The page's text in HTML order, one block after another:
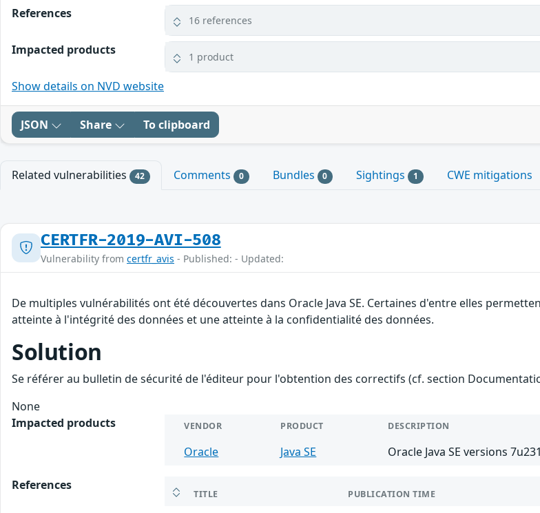
References
16 references
Impacted products 1 product
Show details on NVD website
JSON Share To clipboard
Related vulnerabilities 42 Comments 0 Bundles 0 Sightings 1 CWE mitigations
CERTFR-2019-AVI-508
Vulnerability from certfr_avis - Published: - Updated:
De multiples vulnérabilités ont été découvertes dans Oracle Java SE. Certaines d'entre elles
atteinte à l'intégrité des données et une atteinte à la confidentialité des données.
Solution
Se référer au bulletin de sécurité de l'éditeur pour l'obtention des correctifs (cf. section
None
Impacted products
VENDOR PRODUCT DESCRIPTION
Oracle Java SE Oracle Java SE versions
References
TITLE PUBLICATION TIME